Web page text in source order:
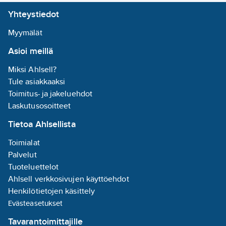
muotoiltu
huuhtelukuppi
Nopea ja helppo avata
yhdellä
kädenliikkeellä
telineestään; kierrä
(oikeaan tai
avautuu - ja voit
aloittaa huuhtelun
välittömästi. Huolehdi
myös jatkohuuhtelusta
joko lisäpulloilla tai
kiinteällä suihkulla.
Sisältö: 2 x 500 ml,
Yhteystiedot
Myymälät
Asioi meillä
Miksi Ahlsell?
Tule asiakkaaksi
Toimitus- ja jakeluehdot
Laskutusosoitteet
Tietoa Ahlsellista
Toimialat
Palvelut
Tuoteluettelot
Ahlsell verkkosivujen käyttöehdot
Henkilötietojen käsittely
Evästeasetukset
Tavarantoimittajille